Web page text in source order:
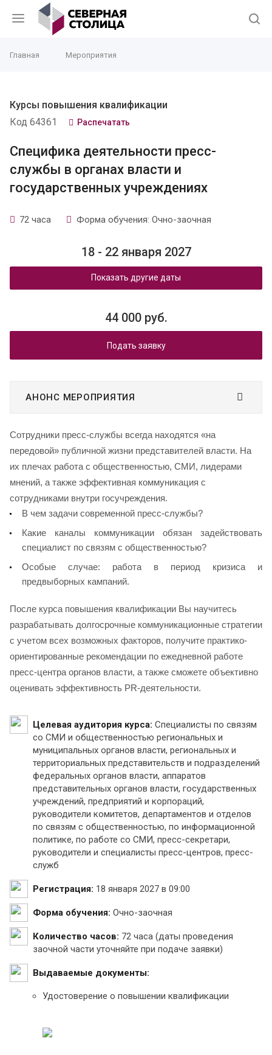
Главная Мероприятия
Курсы повышения квалификации
Код 64361
Распечатать
Специфика деятельности пресс-
службы в органах власти и
государственных учреждениях
72 часа Форма обучения: Очно-заочная
18 - 22 января 2027
Показать другие даты
44 000 руб.
Подать заявку
АНОНС МЕРОПРИЯТИЯ
Сотрудники пресс-службы всегда находятся «на
передовой» публичной жизни представителей власти. На
их плечах работа с общественностью, СМИ, лидерами
мнений, а также эффективная коммуникация с
сотрудниками внутри госучреждения.
В чем задачи современной пресс-службы?
Какие каналы коммуникации обязан задействовать
специалист по связям с общественностью?
Особые случае: работа в период кризиса и
предвыборных кампаний.
После курса повышения квалификации Вы научитесь
разрабатывать долгосрочные коммуникационные стратегии
с учетом всех возможных факторов, получите практико-
ориентированные рекомендации по ежедневной работе
пресс-центра органов власти, а также сможете объективно
оценивать эффективность PR-деятельности.
Целевая аудитория курса: Специалисты по связям
со СМИ и общественностью региональных и
муниципальных органов власти, региональных и
территориальных представительств и подразделений
федеральных органов власти, аппаратов
представительных органов власти, государственных
учреждений, предприятий и корпораций,
руководители комитетов, департаментов и отделов
по связям с общественностью, по информационной
политике, по работе со СМИ, пресс-секретари,
руководители и специалисты пресс-центров, пресс-
служб
Регистрация: 18 января 2027 в 09:00
Форма обучения: Очно-заочная
Количество часов: 72 часа (даты проведения
заочной части уточняйте при подаче заявки)
Выдаваемые документы:
Удостоверение о повышении квалификации